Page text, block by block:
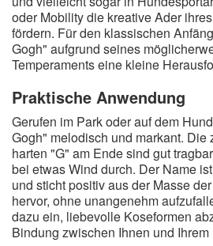
oder Mobility die kreative Ader
fördern. Für den klassischen
Gogh" aufgrund seines
Temperaments eine kleine
Praktische Anwendung
Gerufen im Park oder auf dem
Gogh" melodisch und markant. Die
harten "G" am Ende sind gut
bei etwas Wind durch. Der Name
und sticht positiv aus der Masse
hervor, ohne unangenehm
dazu ein, liebevolle Koseformen
Bindung zwischen Ihnen und